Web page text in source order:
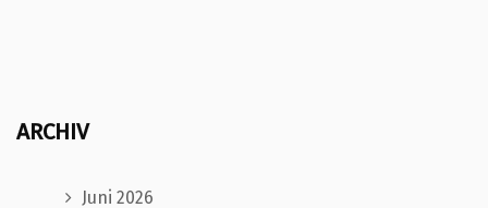
ARCHIV
Juni 2026